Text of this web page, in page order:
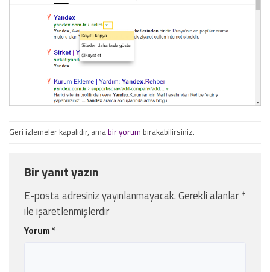
Geri izlemeler kapalıdır, amabir yorum bırakabilirsiniz.
Bir yanıt yazın
E-posta adresiniz yayınlanmayacak.Gerekli alanlar*
ile işaretlenmişlerdir
Yorum *